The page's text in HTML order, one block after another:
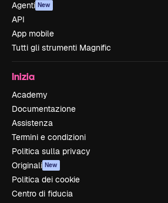
Agenti New
API
App mobile
Tutti gli strumenti Magnific
Inizia
Academy
Documentazione
Assistenza
Termini e condizioni
Politica sulla privacy
Originali New
Politica dei cookie
Centro di fiducia